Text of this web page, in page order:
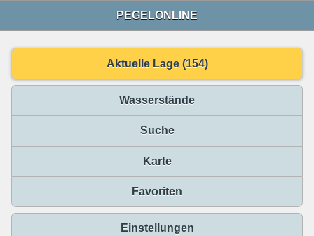
PEGELONLINE
Aktuelle Lage (154)
Wasserstände
Suche
Karte
Favoriten
Einstellungen